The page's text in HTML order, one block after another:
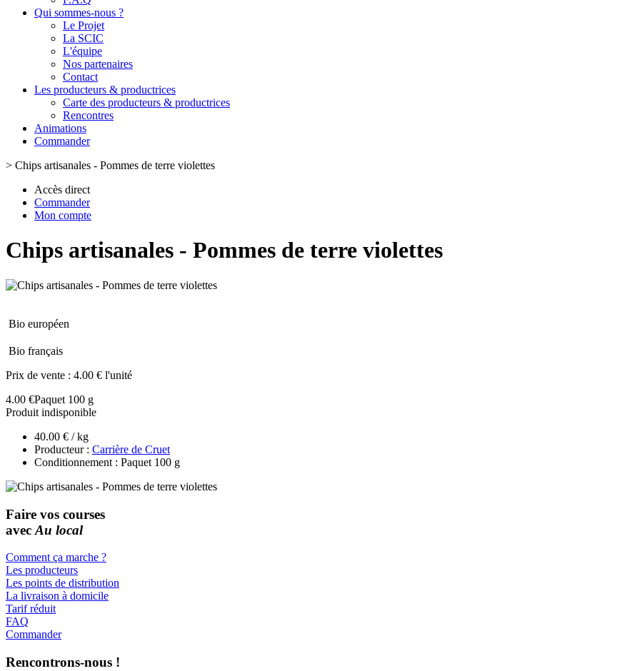
Qui sommes-nous ?
Le Projet
La SCIC
L'équipe
Nos partenaires
Contact
Les producteurs & productrices
Carte des producteurs & productrices
Rencontres
Animations
Commander
> Chips artisanales - Pommes de terre violettes
Accès direct
Commander
Mon compte
Chips artisanales - Pommes de terre violettes
Bio européen
Bio français
Prix de vente : 4.00 € l'unité
4.00 €Paquet 100 g
Produit indisponible
40.00 € / kg
Producteur : Carrière de Cruet
Conditionnement : Paquet 100 g
Faire vos courses
avec Au local
Comment ça marche ?
Les producteurs
Les points de distribution
La livraison à domicile
Tarif réduit
FAQ
Commander
Rencontrons-nous !